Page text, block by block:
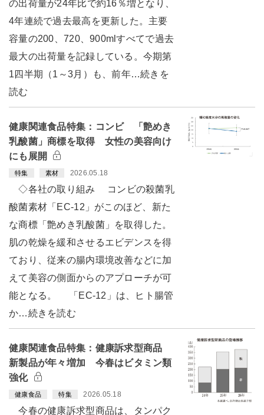
の出荷量が24年比で約16％増となり、
4年連続で過去最高を更新した。主要
容量の200、720、900mlすべてで過去
最大の出荷量を記録している。今期第
1四半期（1～3月）も、前年…続きを
読む
健康関連食品特集：コンビ 「艶めき
乳酸菌」商標を取得 女性の美容向け
にも展開
特集 素材 2026.05.18
◇各社の取り組み コンビの殺菌乳
酸菌素材「EC-12」がこのほど、新た
な商標「艶めき乳酸菌」を取得した。
肌の乾燥を緩和させるエビデンスを得
ており、従来の腸内環境改善などに加
えて美容の側面からのアプローチが可
能となる。 「EC-12」は、ヒト腸管
か…続きを読む
健康関連食品特集：健康訴求型商品
新製品が年々増加 今春はビタミン類
強化
健康食品 特集 2026.05.18
今春の健康訴求型商品は、タンパク